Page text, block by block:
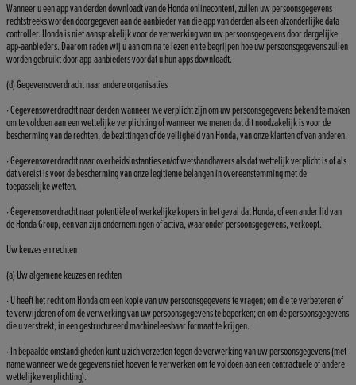
Wanneer u een app van derden downloadt van de Honda onlinecontent, zullen uw persoonsgegevens
rechtstreeks worden doorgegeven aan de aanbieder van die app van derden als een afzonderlijke data
controller. Honda is niet aansprakelijk voor de verwerking van uw persoonsgegevens door dergelijke
app-aanbieders. Daarom raden wij u aan om na te lezen en te begrijpen hoe uw persoonsgegevens zullen
worden gebruikt door app-aanbieders voordat u hun apps downloadt.
(d) Gegevensoverdracht naar andere organisaties
· Gegevensoverdracht naar derden wanneer we verplicht zijn om uw persoonsgegevens bekend te maken
om te voldoen aan een wettelijke verplichting of wanneer we menen dat dit noodzakelijk is voor de
bescherming van de rechten, de bezittingen of de veiligheid van Honda, van onze klanten of van anderen.
· Gegevensoverdracht naar overheidsinstanties en/of wetshandhavers als dat wettelijk verplicht is of als
dat vereist is voor de bescherming van onze legitieme belangen in overeenstemming met de
toepasselijke wetten.
· Gegevensoverdracht naar potentiële of werkelijke kopers in het geval dat Honda, of een ander lid van
de Honda Group, een van zijn ondernemingen of activa, waaronder persoonsgegevens, verkoopt.
Uw keuzes en rechten
(a) Uw algemene keuzes en rechten
· U heeft het recht om Honda om een kopie van uw persoonsgegevens te vragen; om die te verbeteren of
te verwijderen of om de verwerking van uw persoonsgegevens te beperken; en om de persoonsgegevens
die u verstrekt, in een gestructureerd machineleesbaar formaat te krijgen.
· In bepaalde omstandigheden kunt u zich verzetten tegen de verwerking van uw persoonsgegevens (met
name wanneer we de gegevens niet hoeven te verwerken om te voldoen aan een contractuele of andere
wettelijke verplichting).